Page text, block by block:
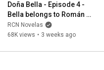
Doña Bella - Episode 4 -
Bella belongs to Román
forever
RCN Novelas
68K views • 3 weeks ago